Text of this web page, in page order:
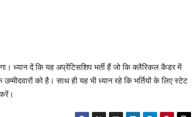
ध्यान दें कि यह अप्रेंटिसशिप भर्ती हैं जो कि क्लैरिकल कैडर में
को है। साथ ही यह भी ध्यान रहे कि भर्तियों के लिए स्टेट